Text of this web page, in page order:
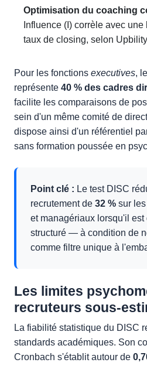
Optimisation du coaching
Influence (I) corrèle avec
taux de closing, selon
Pour les fonctions executives,
représente 40 % des cadres
facilite les comparaisons de
sein d'un même comité de
dispose ainsi d'un référentiel
sans formation poussée en
Point clé : Le test DISC
recrutement de 32 % sur
et managériaux lorsqu'il
structuré — à condition de
comme filtre unique à
Les limites
recruteurs sous-
La fiabilité statistique du DISC
standards académiques. Son
Cronbach s'établit autour de